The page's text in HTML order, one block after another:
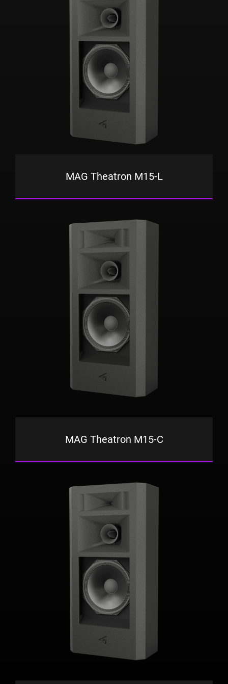
MAG Theatron M15-L
MAG Theatron M15-C